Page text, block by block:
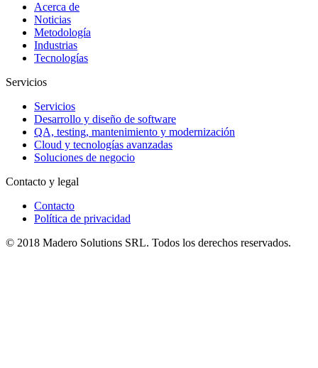
Acerca de
Noticias
Metodología
Industrias
Tecnologías
Servicios
Servicios
Desarrollo y diseño de software
QA, testing, mantenimiento y modernización
Cloud y tecnologías avanzadas
Soluciones de negocio
Contacto y legal
Contacto
Política de privacidad
© 2018 Madero Solutions SRL. Todos los derechos reservados.